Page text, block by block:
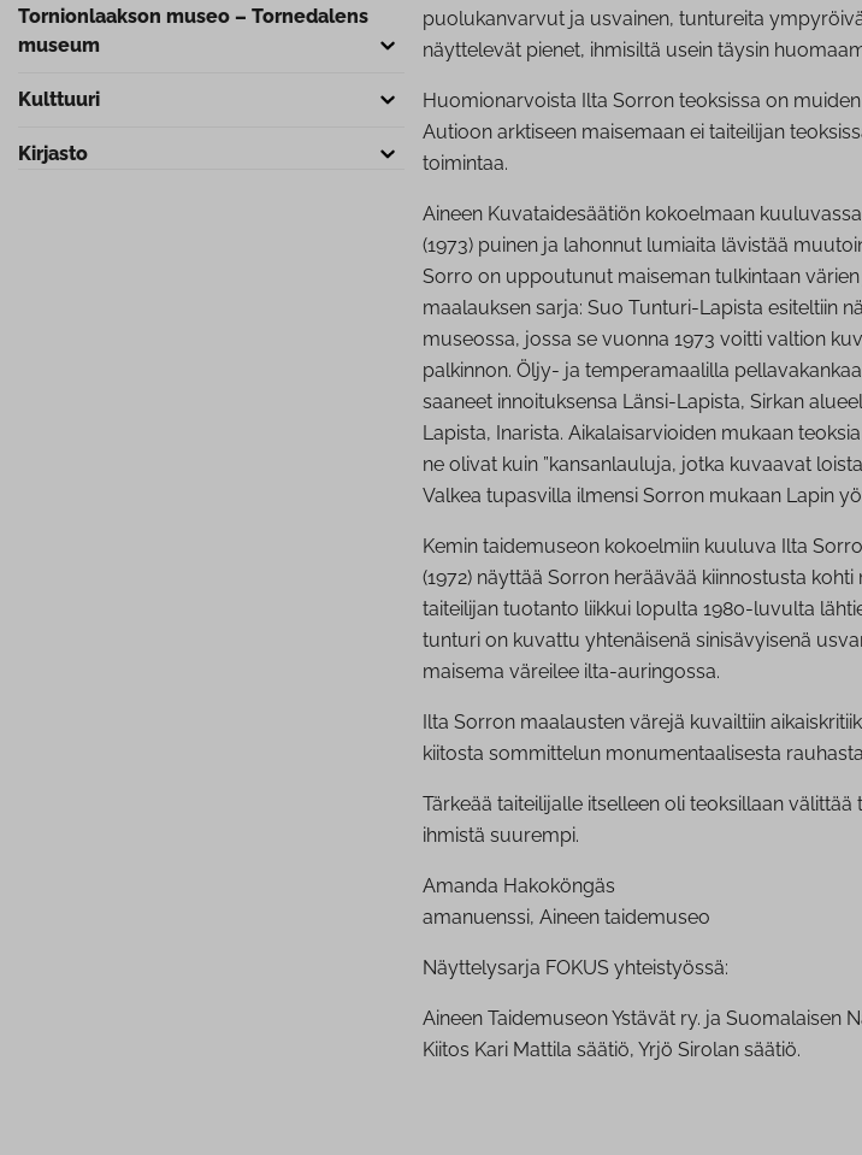
Tor­nion­laak­son museo – Tornedalens
museum
Kulttuuri
Kirjasto
puolukanvarvut ja usvainen, tuntureita
näyttelevät pienet, ihmisiltä usein täysin
Huomionarvoista Ilta Sorron teoksissa on
Autioon arktiseen maisemaan ei taiteilijan
toimintaa.
Aineen Kuvataidesäätiön kokoelmaan
(1973) puinen ja lahonnut lumiaita lävistää
Sorro on uppoutunut maiseman tulkintaan
maalauksen sarja: Suo Tunturi-Lapista esiteltiin
museossa, jossa se vuonna 1973 voitti valtion
palkinnon. Öljy- ja temperamaalilla
saaneet innoituksensa Länsi-Lapista, Sirkan
Lapista, Inarista. Aikalaisarvioiden mukaan
ne olivat kuin ”kansanlauluja, jotka kuvaavat
Valkea tupasvilla ilmensi Sorron mukaan Lapin
Kemin taidemuseon kokoelmiin kuuluva Ilta
(1972) näyttää Sorron heräävää kiinnostusta
taiteilijan tuotanto liikkui lopulta 1980-luvulta
tunturi on kuvattu yhtenäisenä sinisävyisenä
maisema väreilee ilta-auringossa.
Ilta Sorron maalausten värejä kuvailtiin
kiitosta sommittelun monumentaalisesta
Tärkeää taiteilijalle itselleen oli teoksillaan
ihmistä suurempi.
Amanda Hakoköngäs
amanuenssi, Aineen taidemuseo
Näyttelysarja FOKUS yhteistyössä:
Aineen Taidemuseon Ystävät ry. ja Suomalaisen
Kiitos Kari Mattila säätiö, Yrjö Sirolan säätiö.